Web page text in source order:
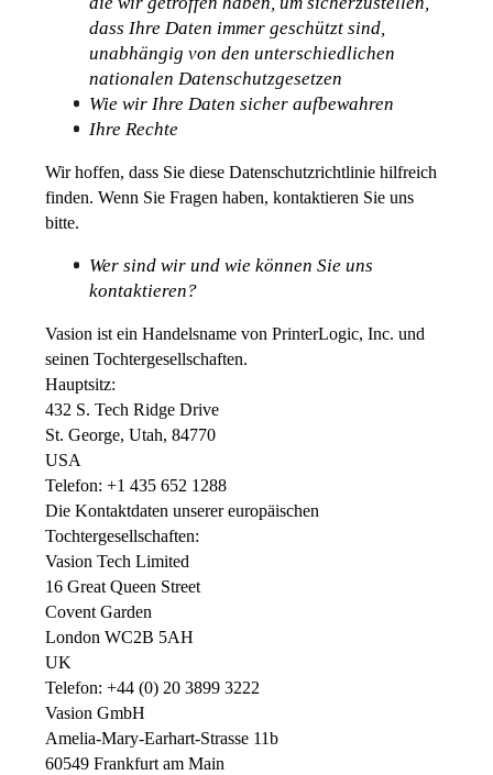
dass Ihre Daten immer geschützt sind,
unabhängig von den unterschiedlichen
nationalen Datenschutzgesetzen
Wie wir Ihre Daten sicher aufbewahren
Ihre Rechte
Wir hoffen, dass Sie diese Datenschutzrichtlinie hilfreich
finden. Wenn Sie Fragen haben, kontaktieren Sie uns
bitte.
Wer sind wir und wie können Sie uns
kontaktieren?
Vasion ist ein Handelsname von PrinterLogic, Inc. und
seinen Tochtergesellschaften.
Hauptsitz:
432 S. Tech Ridge Drive
St. George, Utah, 84770
USA
Telefon: +1 435 652 1288
Die Kontaktdaten unserer europäischen
Tochtergesellschaften:
Vasion Tech Limited
16 Great Queen Street
Covent Garden
London WC2B 5AH
UK
Telefon: +44 (0) 20 3899 3222
Vasion GmbH
Amelia-Mary-Earhart-Strasse 11b
60549 Frankfurt am Main